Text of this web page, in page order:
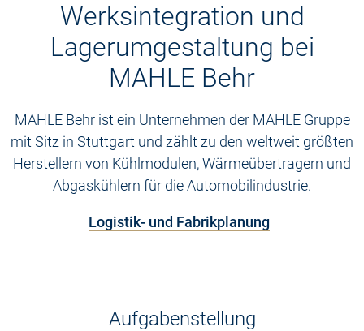
Werksintegration und
Lagerumgestaltung bei
MAHLE Behr
MAHLE Behr ist ein Unternehmen der MAHLE Gruppe
mit Sitz in Stuttgart und zählt zu den weltweit größten
Herstellern von Kühlmodulen, Wärmeübertragern und
Abgaskühlern für die Automobilindustrie.
Logistik- und Fabrikplanung
Aufgabenstellung